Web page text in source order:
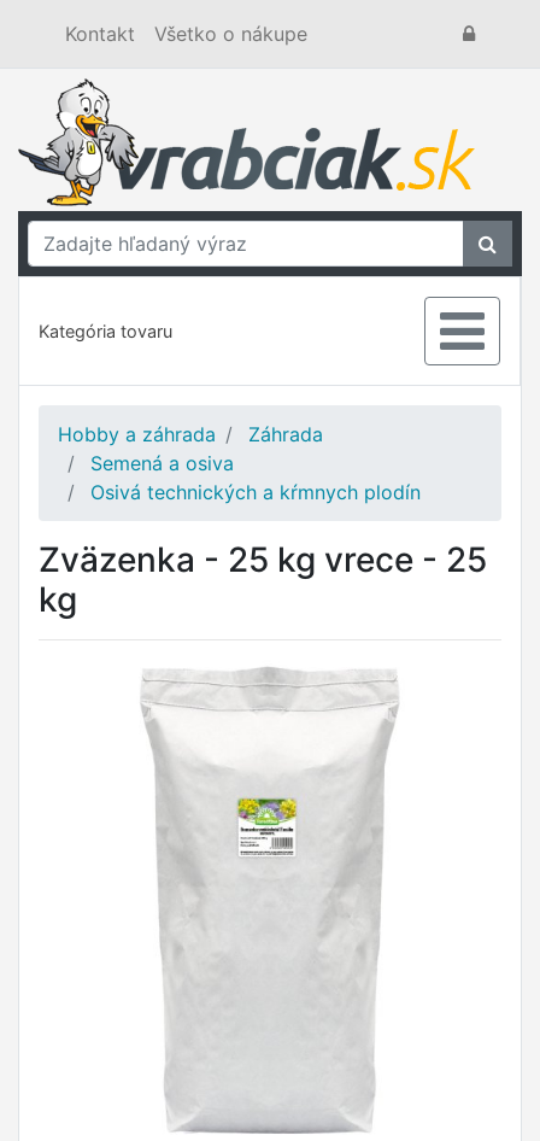
Kontakt Všetko o nákupe
Kategória tovaru
Hobby a záhrada
Záhrada
Semená a osiva
Osivá technických a kŕmnych plodín
Zväzenka - 25 kg vrece - 25
kg